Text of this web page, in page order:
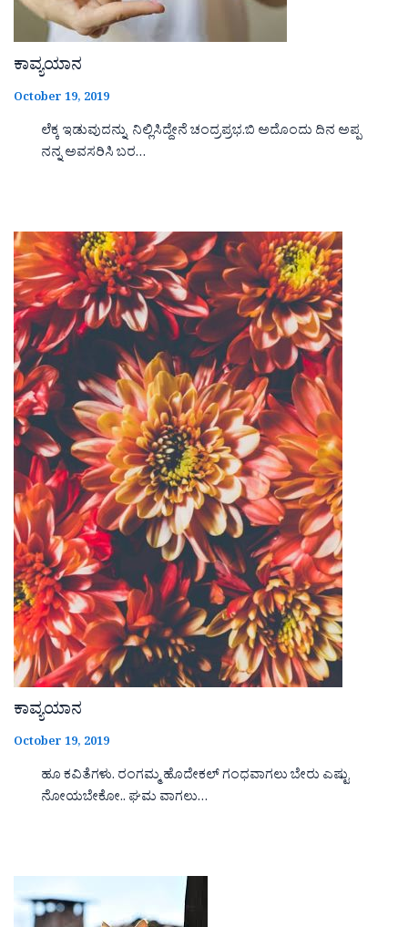
ಕಾವ್ಯಯಾನ
October 19, 2019
ಲೆಕ್ಕ ಇಡುವುದನ್ನು ನಿಲ್ಲಿಸಿದ್ದೇನೆ ಚಂದ್ರಪ್ರಭ.ಬಿ ಅದೊಂದು ದಿನ ಅಪ್ಪ
ನನ್ನ ಅವಸರಿಸಿ ಬರ…
ಕಾವ್ಯಯಾನ
October 19, 2019
ಹೂ ಕವಿತೆಗಳು. ರಂಗಮ್ಮ ಹೊದೇಕಲ್ ಗಂಧವಾಗಲು ಬೇರು ಎಷ್ಟು
ನೋಯಬೇಕೋ.. ಘಮ ವಾಗಲು…